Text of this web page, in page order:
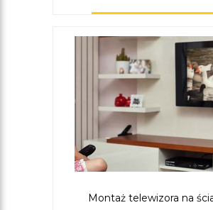
Montaż telewizora na